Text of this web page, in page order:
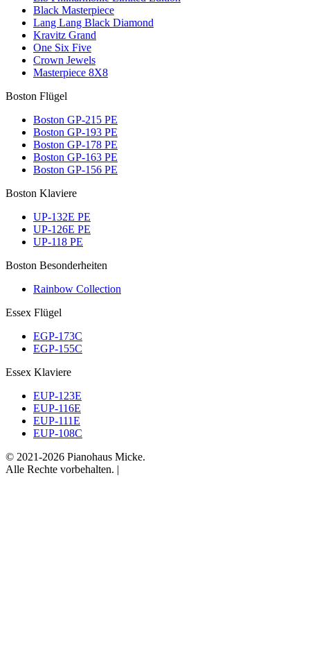
Black Masterpiece
Lang Lang Black Diamond
Kravitz Grand
One Six Five
Crown Jewels
Masterpiece 8X8
Boston Flügel
Boston GP-215 PE
Boston GP-193 PE
Boston GP-178 PE
Boston GP-163 PE
Boston GP-156 PE
Boston Klaviere
UP-132E PE
UP-126E PE
UP-118 PE
Boston Besonderheiten
Rainbow Collection
Essex Flügel
EGP-173C
EGP-155C
Essex Klaviere
EUP-123E
EUP-116E
EUP-111E
EUP-108C
© 2021-2026 Pianohaus Micke.
Alle Rechte vorbehalten. |